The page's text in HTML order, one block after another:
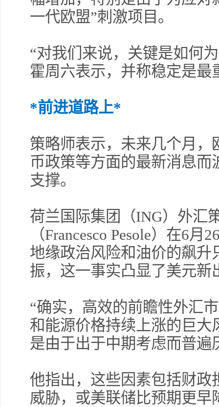
一代欧盟”刺激项目。
“对我们来说，关键是如何
霍周六表示，并称稳定是最
*前进道路上*
策略师表示，未来几个月
币政策等方面的最新消息
支撑。
荷兰国际集团（ING）外汇
（Francesco Pesole）在6
地缘政治风险和油价的飙
振，这一事实凸显了美元新
“确实，高效的前瞻性外汇
和能源价格持续上涨的巨
是由于出于中期考虑而普遍
他指出，这些因素包括财
威胁，或美联储比预期更早